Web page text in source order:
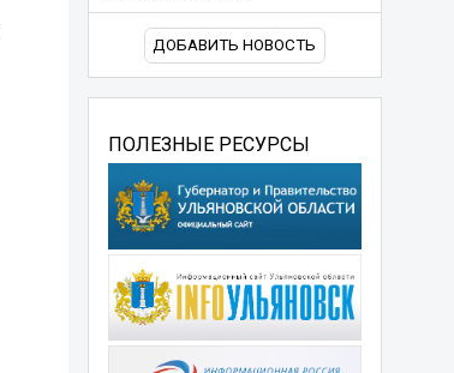
ДОБАВИТЬ НОВОСТЬ
ПОЛЕЗНЫЕ РЕСУРСЫ